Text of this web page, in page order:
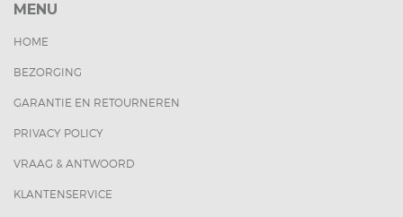
MENU
HOME
BEZORGING
GARANTIE EN RETOURNEREN
PRIVACY POLICY
VRAAG & ANTWOORD
KLANTENSERVICE